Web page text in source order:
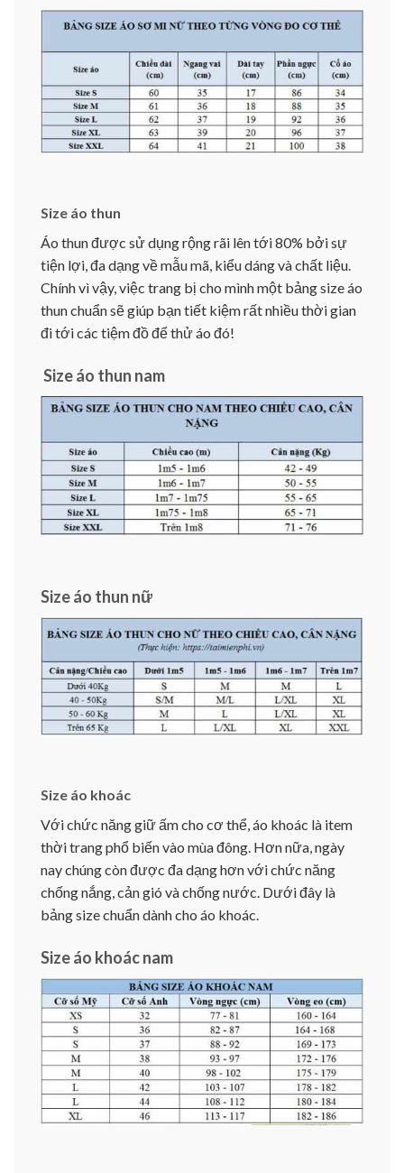
Size áo thun
Áo thun được sử dụng rộng rãi lên tới 80% bởi sự
tiện lợi, đa dạng về mẫu mã, kiểu dáng và chất liệu.
Chính vì vậy, việc trang bị cho mình một bảng size áo
thun chuẩn sẽ giúp bạn tiết kiệm rất nhiều thời gian
đi tới các tiệm đồ để thử áo đó!
Size áo thun nam
Size áo thun nữ
Size áo khoác
Với chức năng giữ ấm cho cơ thể, áo khoác là item
thời trang phổ biến vào mùa đông. Hơn nữa, ngày
nay chúng còn được đa dạng hơn với chức năng
chống nắng, cản gió và chống nước. Dưới đây là
bảng size chuẩn dành cho áo khoác.
Size áo khoác nam